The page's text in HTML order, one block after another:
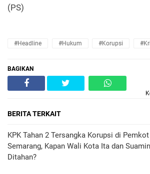
(PS)
#Headline #Hukum #Korupsi
BAGIKAN
BERITA TERKAIT
KPK Tahan 2 Tersangka Korupsi di Pemkot
Semarang, Kapan Wali Kota Ita dan
Ditahan?